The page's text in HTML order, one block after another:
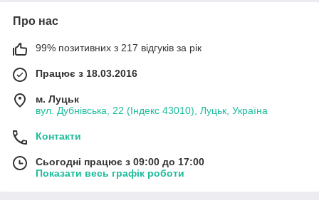
Про нас
99% позитивних з 217 відгуків за рік
Працює з 18.03.2016
м. Луцьк
вул. Дубнівська, 22 (Індекс 43010), Луцьк, Україна
Контакти
Сьогодні працює з 09:00 до 17:00
Показати весь графік роботи